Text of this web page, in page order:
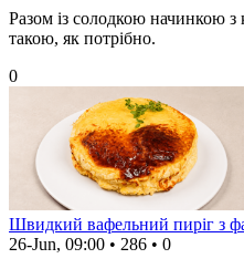
Разом із солодкою начинкою
такою, як потрібно.
0
Швидкий вафельний пиріг з
26-Jun, 09:00 • 286 • 0